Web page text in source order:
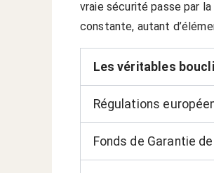
vraie sécurité passe par
constante, autant
Les véritables
Régulations
Fonds de Garantie